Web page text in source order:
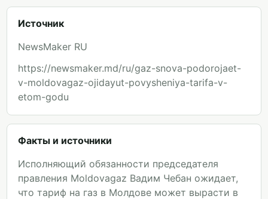
Источник
NewsMaker RU
https://newsmaker.md/ru/gaz-snova-podorojaet-
v-moldovagaz-ojidayut-povysheniya-tarifa-v-
etom-godu
Факты и источники
Исполняющий обязанности председателя
правления Moldovagaz Вадим Чебан ожидает,
что тариф на газ в Молдове может вырасти в